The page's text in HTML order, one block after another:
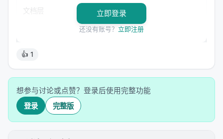
文档层 docs/
experiments/arc_bench/
展示/界面层
运维/辅助层 scripts/ 、 sentinel.sh 、
3.2 为什么说这是“复合仓库”
因为它同时承担了四种角色：
立即登录
还没有账号？ 立即注册
👍 1
想参与讨论或点赞？登录后使用完整功能
登录 完整版